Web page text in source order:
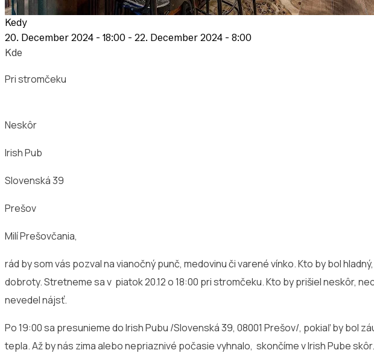
Kedy
20. December 2024 - 18:00 - 22. December 2024 - 8:00
Kde
Pri stromčeku
Neskôr
Irish Pub
Slovenská 39
Prešov
Milí Prešovčania,
rád by som vás pozval na vianočný punč, medovinu či varené vínko. Kto by bol
dobroty. Stretneme sa v piatok 20.12 o 18:00 pri stromčeku. Kto by prišiel neskôr,
nevedel nájsť.
Po 19:00 sa presunieme do Irish Pubu /Slovenská 39, 08001 Prešov/, pokiaľ by bol
tepla. Až by nás zima alebo nepriaznivé počasie vyhnalo, skončíme v Irish Pube